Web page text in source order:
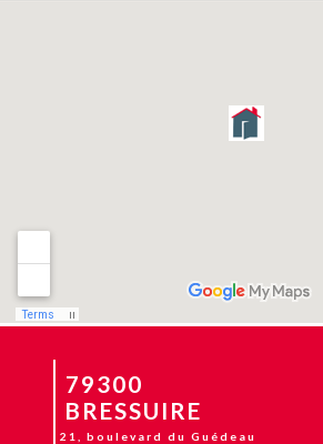
C'est la rentr?e...
21, boulevard du Guédeau
79300
BRESSUIRE